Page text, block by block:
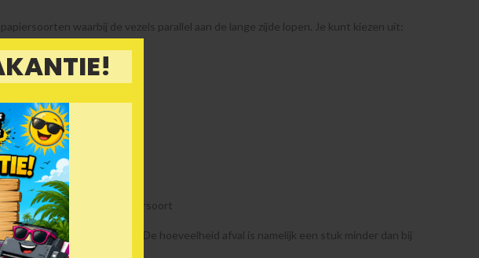
waarbij de vezels parallel aan de lange zijde lopen. Je kunt kiezen uit:
de charme van deze papiersoort
welzijn van de planeet. De hoeveelheid afval is namelijk een stuk minder dan bij